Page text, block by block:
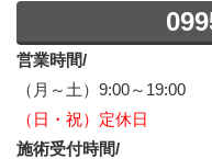
営業時間/
（月～土）9:00～19:00
（日・祝）定休日
施術受付時間/